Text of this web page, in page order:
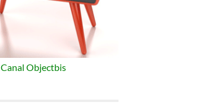
Canal Objectbis